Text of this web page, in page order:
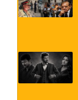
Hindi
Live
र
अंतर्राष्ट्रीय
बिज़नेस
उद्योग